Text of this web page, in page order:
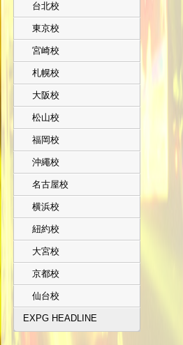
台北校
東京校
宮崎校
札幌校
大阪校
松山校
福岡校
沖繩校
名古屋校
横浜校
紐約校
大宮校
京都校
仙台校
EXPG HEADLINE